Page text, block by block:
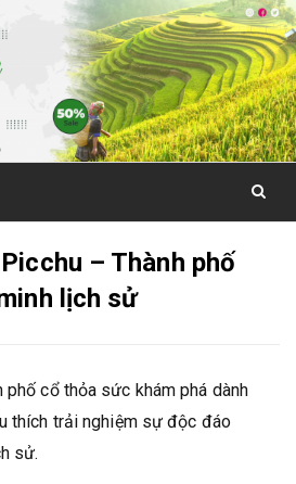
– Thành phố
lịch sử
phố cổ thỏa sức khám phá dành
thích trải nghiệm sự độc đáo
sử.